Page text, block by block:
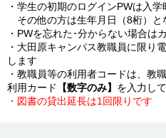
・学生の初期のログインPWは入
その他の方は生年月日（8桁）と
・PWを忘れた･分からない場合は
・大田原キャンパス教職員に限り
します
・教職員等の利用者コードは、教
利用カード
【数字のみ】
・図書の貸出延長は1回限りです